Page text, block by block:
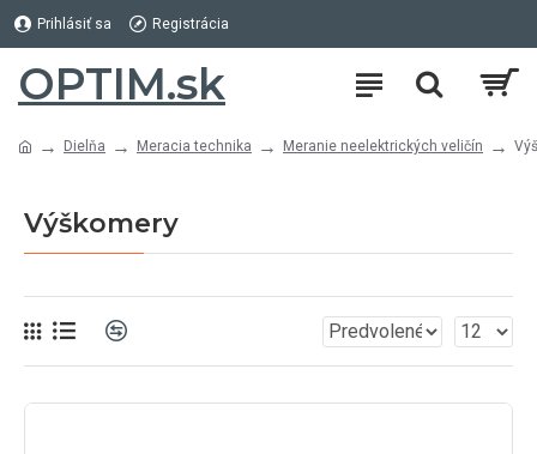
Prihlásiť sa Registrácia
OPTIM.sk
Dielňa Meracia technika Meranie neelektrických veličín
Výškomery